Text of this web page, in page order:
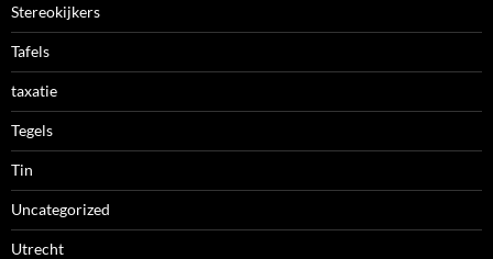
Stereokijkers
Tafels
taxatie
Tegels
Tin
Uncategorized
Utrecht